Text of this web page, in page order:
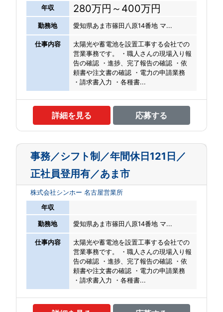
年収
280万円～400万円
勤務地 愛知県あま市篠田八原14番地 マ...
仕事内容
太陽光や蓄電池を設置工事する会社での
営業事務です。 ・職人さんの現場入り報
告の確認 ・進捗、完了報告の確認 ・依
頼書や注文書の確認 ・電力の申請業務
・請求書入力 ・各種書...
詳細を見る 応募する
事務／シフト制／年間休日121日／
正社員登用有／あま市
株式会社シンホー 名古屋営業所
年収
勤務地 愛知県あま市篠田八原14番地 マ...
仕事内容
太陽光や蓄電池を設置工事する会社での
営業事務です。 ・職人さんの現場入り報
告の確認 ・進捗、完了報告の確認 ・依
頼書や注文書の確認 ・電力の申請業務
・請求書入力 ・各種書...